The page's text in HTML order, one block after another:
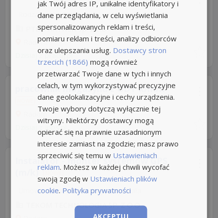
Rodzaj pracy: Stała
PTD PARTNER Sp. z o.o
Radom
Dzisiajz pracuj.pl
pracownik magazynu z UDT k/m/n
Radom
jobs.pl
Instalator - monter systemów GPS
(m/k)
Umowa o pracę Rodzaj pracy: Stała
TEKOM TECHNOLOGIA SP. Z O.O
jak Twój adres IP, unikalne identyfikatory i
dane przeglądania, w celu wyświetlania
spersonalizowanych reklam i treści,
pomiaru reklam i treści, analizy odbiorców
oraz ulepszania usług. Dostawcy stron
trzecich (1866) mogą również
przetwarzać Twoje dane w tych i innych
celach, w tym wykorzystywać precyzyjne
dane geolokalizacyjne i cechy urządzenia.
Twoje wybory dotyczą wyłącznie tej
witryny. Niektórzy dostawcy mogą
opierać się na prawnie uzasadnionym
interesie zamiast na zgodzie; masz prawo
sprzeciwić się temu w Ustawieniach
reklam. Możesz w każdej chwili wycofać
swoją zgodę w Ustawieniach plików
cookie. Polityka prywatności
AKCEPTUJ